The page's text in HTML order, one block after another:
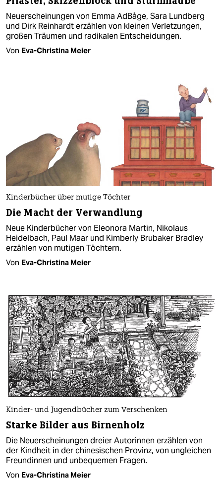
Neuerscheinungen von Emma AdBåge, Sara Lundberg
und Dirk Reinhardt erzählen von kleinen Verletzungen,
großen Träumen und radikalen Entscheidungen.
Von Eva-Christina Meier
Kinderbücher über mutige Töchter
Die Macht der Verwandlung
Neue Kinderbücher von Eleonora Martin, Nikolaus
Heidelbach, Paul Maar und Kimberly Brubaker Bradley
erzählen von mutigen Töchtern.
Von Eva-Christina Meier
Kinder- und Jugendbücher zum Verschenken
Starke Bilder aus Birnenholz
Die Neuerscheinungen dreier Autorinnen erzählen von
der Kindheit in der chinesischen Provinz, von ungleichen
Freundinnen und unbequemen Fragen.
Von Eva-Christina Meier